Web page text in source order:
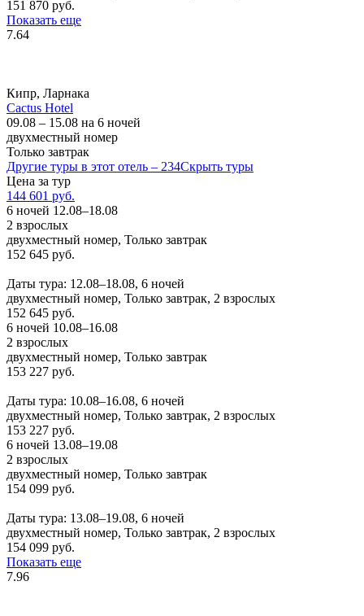
151 870 руб.
Показать еще
7.64
Кипр, Ларнака
Cactus Hotel
09.08 – 15.08 на 6 ночей
двухместный номер
Только завтрак
Другие туры в этот отель – 234Скрыть туры
Цена за тур
144 601 руб.
6 ночей 12.08–18.08
2 взрослых
двухместный номер, Только завтрак
152 645 руб.
Даты тура: 12.08–18.08, 6 ночей
двухместный номер, Только завтрак, 2 взрослых
152 645 руб.
6 ночей 10.08–16.08
2 взрослых
двухместный номер, Только завтрак
153 227 руб.
Даты тура: 10.08–16.08, 6 ночей
двухместный номер, Только завтрак, 2 взрослых
153 227 руб.
6 ночей 13.08–19.08
2 взрослых
двухместный номер, Только завтрак
154 099 руб.
Даты тура: 13.08–19.08, 6 ночей
двухместный номер, Только завтрак, 2 взрослых
154 099 руб.
Показать еще
7.96